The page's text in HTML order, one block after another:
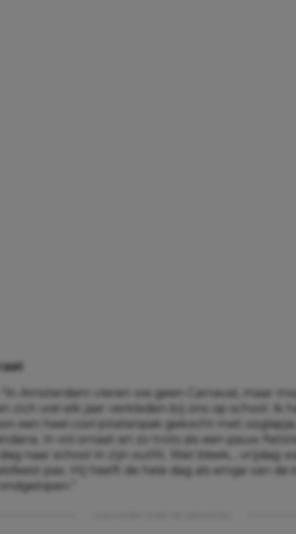
“In Amsterdam vieren we geen Carnaval, maar
zich wel elk jaar verkleden bij ons op school. Ik
een heel cool piratenpak gekocht met
In vol ornaat en zo trots als een pauw
naar school in zijn outfit. Wat bleek… vrijdag
pas. Hij heeft de hele dag als enige van de